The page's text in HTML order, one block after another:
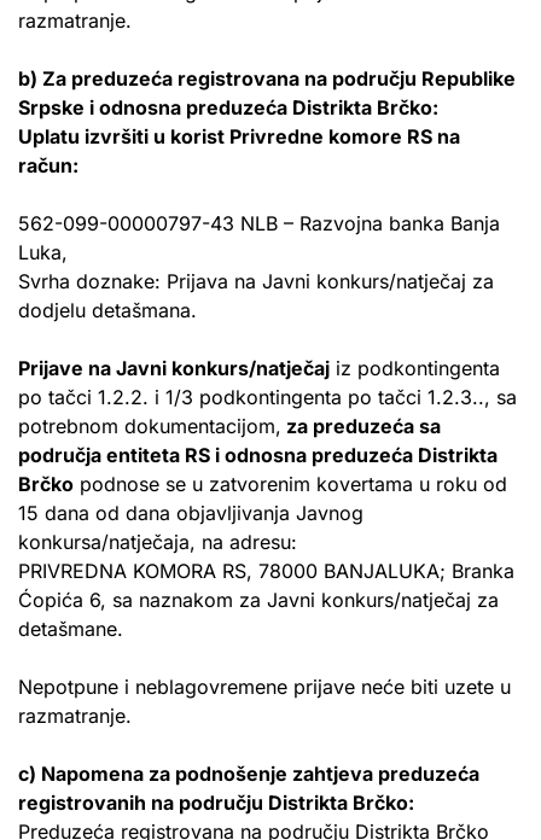
razmatranje.
b) Za preduzeća registrovana na području Republike
Srpske i odnosna preduzeća Distrikta Brčko:
Uplatu izvršiti u korist Privredne komore RS na
račun:
562-099-00000797-43 NLB – Razvojna banka Banja
Luka,
Svrha doznake: Prijava na Javni konkurs/natječaj za
dodjelu detašmana.
Prijave na Javni konkurs/natječaj iz podkontingenta
po tačci 1.2.2. i 1/3 podkontingenta po tačci 1.2.3.., sa
potrebnom dokumentacijom, za preduzeća sa
područja entiteta RS i odnosna preduzeća Distrikta
Brčko podnose se u zatvorenim kovertama u roku od
15 dana od dana objavljivanja Javnog
konkursa/natječaja, na adresu:
PRIVREDNA KOMORA RS, 78000 BANJALUKA; Branka
Ćopića 6, sa naznakom za Javni konkurs/natječaj za
detašmane.
Nepotpune i neblagovremene prijave neće biti uzete u
razmatranje.
c) Napomena za podnošenje zahtjeva preduzeća
registrovanih na području Distrikta Brčko:
Preduzeća registrovana na području Distrikta Brčko